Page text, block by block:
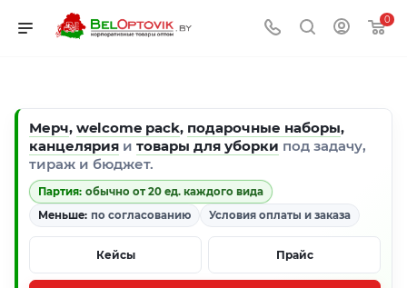
0
Мерч, welcome pack, подарочные наборы,
канцелярия и товары для уборки под задачу,
тираж и бюджет.
Партия: обычно от 20 ед. каждого вида
Меньше: по согласованию Условия оплаты и заказа
Кейсы Прайс